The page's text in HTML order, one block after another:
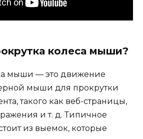
колеса мыши?
мыши — это движение
мыши для прокрутки
такого как веб-страницы,
и т. д. Типичное
из выемок, которые